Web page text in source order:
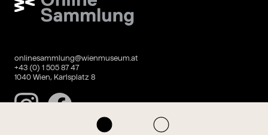
onlinesammlung@wienmuseum.at
+43 (0) 1 505 87 47
1040 Wien, Karlsplatz 8
InstagramFacebook